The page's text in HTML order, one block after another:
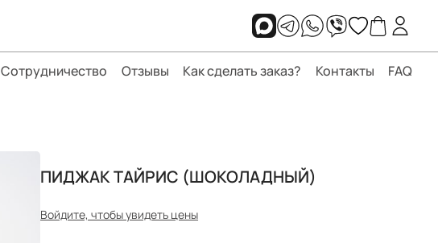
Сотрудничество Отзывы Как сделать заказ? Контакты FAQ
ПИДЖАК ТАЙРИС (ШОКОЛАДНЫЙ)
Войдите, чтобы увидеть цены